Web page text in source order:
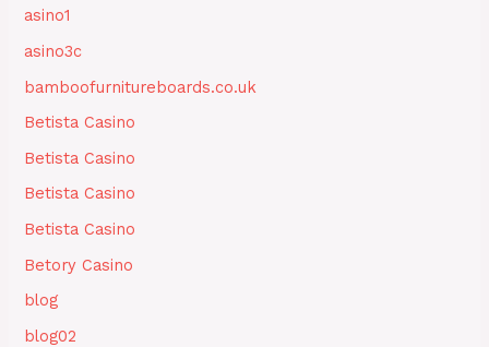
asino1
asino3c
bamboofurnitureboards.co.uk
Betista Casino
Betista Casino
Betista Casino
Betista Casino
Betory Casino
blog
blog02